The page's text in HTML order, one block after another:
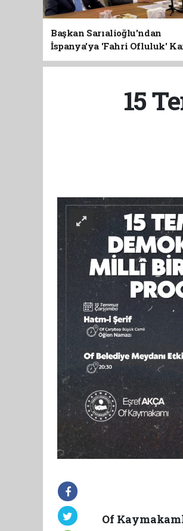
Başkan Sarıalioğlu'ndan
İspanya'ya 'Fahri Ofluluk'
15
Of